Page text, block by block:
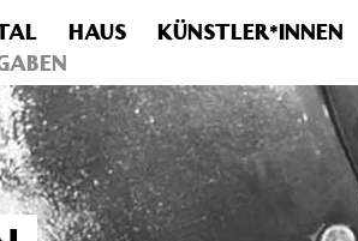
veraltet! Verwende stattdessen
HAUS KÜNSTLER*INNEN